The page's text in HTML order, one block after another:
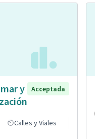
y
Acceptada
Calles y Viales